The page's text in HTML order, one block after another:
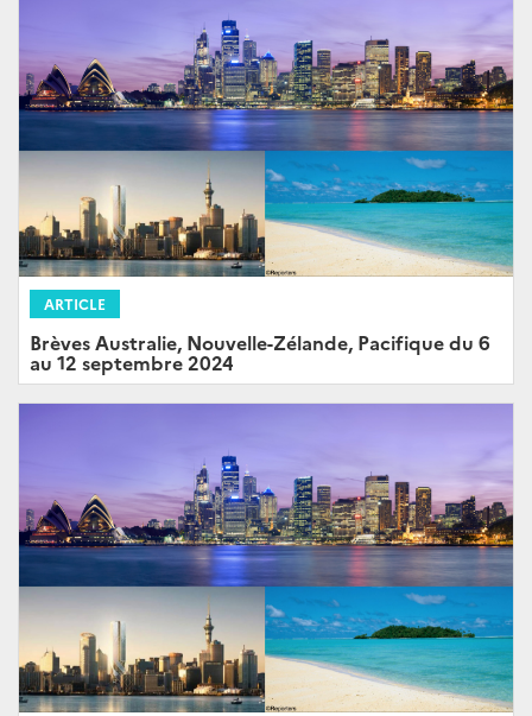
ARTICLE
Brèves Australie, Nouvelle-Zélande, Pacifique du 6
au 12 septembre 2024